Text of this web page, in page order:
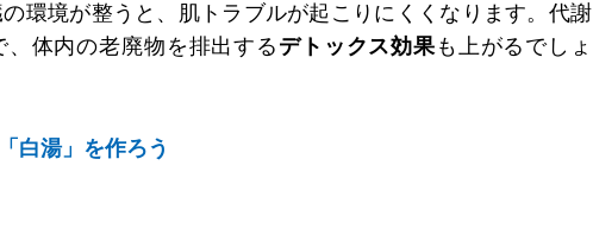
環境が整うと、肌トラブルが起こりにくくなります。代謝
、体内の老廃物を排出する デトックス効果も上がるでしょ
白湯」を作ろう